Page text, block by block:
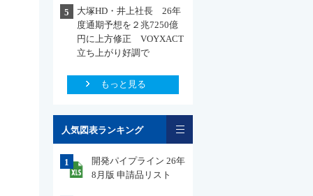
5
大塚HD・井上社長 26年
度通期予想を２兆7250億
円に上方修正 VOYXACT
立ち上がり好調で
もっと見る
人気図表ランキング
1
開発パイプライン 26年
8月版 申請品リスト